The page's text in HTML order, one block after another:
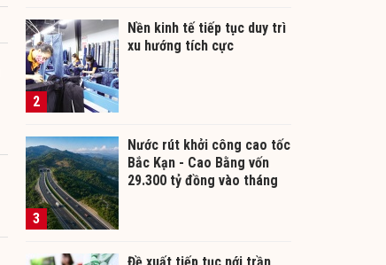
2
Nền kinh tế tiếp tục duy trì
xu hướng tích cực
3
Nước rút khởi công cao tốc
Bắc Kạn - Cao Bằng vốn
29.300 tỷ đồng vào tháng